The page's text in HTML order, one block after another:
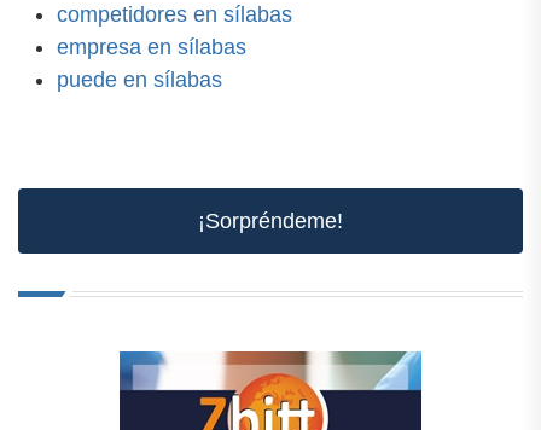
competidores en sílabas
empresa en sílabas
puede en sílabas
¡Sorpréndeme!